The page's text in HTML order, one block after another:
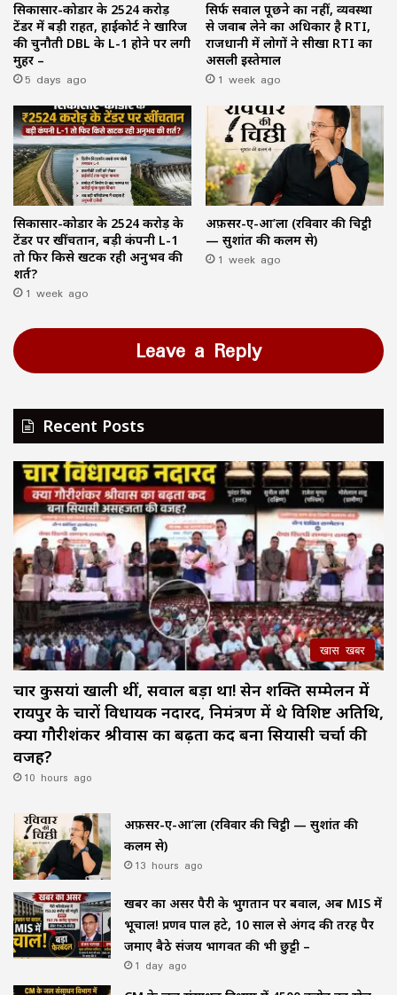
सिकासार-कोडार के ₹2524 करोड़
टेंडर में बड़ी राहत, हाईकोर्ट ने खारिज
की चुनौती DBL के L-1 होने पर लगी
मुहर –
5 days ago
सिर्फ सवाल पूछने का नहीं, व्यवस्था
से जवाब लेने का अधिकार है RTI,
राजधानी में लोगों ने सीखा RTI का
असली इस्तेमाल
1 week ago
सिकासार-कोडार के ₹2524 करोड़ के
टेंडर पर खींचतान, बड़ी कंपनी L-1
तो फिर किसे खटक रही अनुभव की
शर्त?
1 week ago
अफ़सर-ए-आ’ला (रविवार की चिट्ठी
— सुशांत की कलम से)
1 week ago
Leave a Reply
Recent Posts
खास खबर
चार कुर्सियां खाली थीं, सवाल बड़ा था! सेन शक्ति सम्मेलन में
रायपुर के चारों विधायक नदारद, निमंत्रण में थे विशिष्ट अतिथि,
क्या गौरीशंकर श्रीवास का बढ़ता कद बना सियासी चर्चा की
वजह?
10 hours ago
अफ़सर-ए-आ’ला (रविवार की चिट्ठी — सुशांत की
कलम से)
13 hours ago
खबर का असर पैरी के भुगतान पर बवाल, अब MIS में
भूचाल! प्रणव पाल हटे, 10 साल से अंगद की तरह पैर
जमाए बैठे संजय भागवत की भी छुट्टी –
1 day ago